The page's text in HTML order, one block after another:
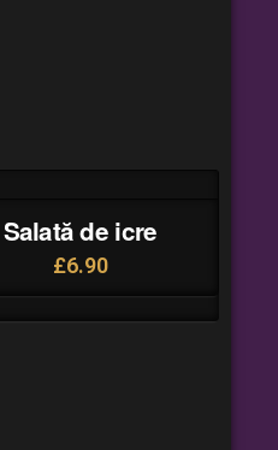
Salată de icre
£6.90